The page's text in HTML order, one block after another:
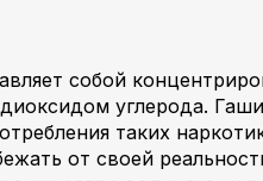
собой
углерода.
таких
от своей